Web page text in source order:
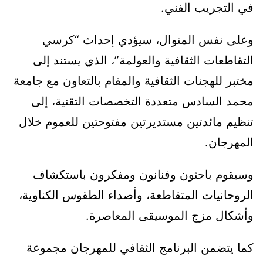
في التجريب الفني.
وعلى نفس المنوال، سيؤدي إحداث “كرسي
التقاطعات الثقافية والعولمة”، الذي يستند إلى
مختبر للهجنات الثقافية والمقام بالتعاون مع جامعة
محمد السادس متعددة التخصصات التقنية، إلى
تنظيم مائدتين مستديرتين مفتوحتين للعموم خلال
المهرجان.
وسيقوم باحثون وفنانون ومفكرون باستكشاف
الروحانيات المتقاطعة، وأصداء الطقوس الكناوية،
وأشكال مزج الموسيقى المعاصرة.
كما يتضمن البرنامج الثقافي للمهرجان مجموعة